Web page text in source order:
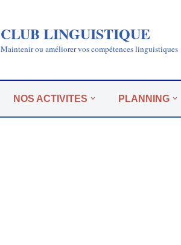
CLUB LINGUISTIQUE
Maintenir ou améliorer vos compétences linguistiques
NOS ACTIVITES PLANNING